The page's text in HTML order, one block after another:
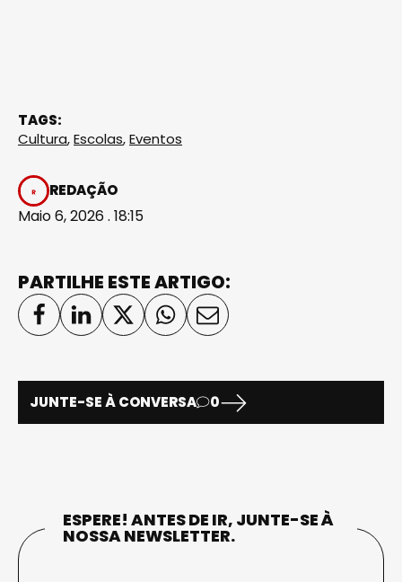
TAGS:
Cultura,Escolas,Eventos
REDAÇÃO
Maio 6, 2026 . 18:15
PARTILHE ESTE ARTIGO:
JUNTE-SE À CONVERSA 0
ESPERE! ANTES DE IR, JUNTE-SE À
NOSSA NEWSLETTER.